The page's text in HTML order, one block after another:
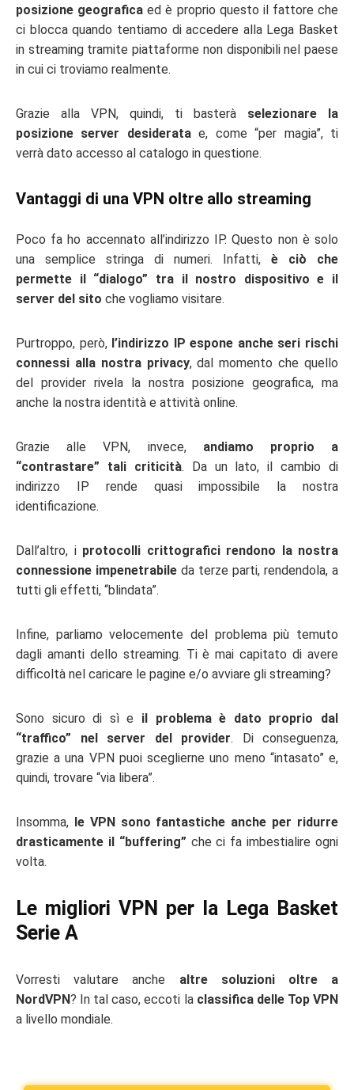
posizione geografica ed è proprio questo il fattore che
ci blocca quando tentiamo di accedere alla Lega Basket
in streaming tramite piattaforme non disponibili nel paese
in cui ci troviamo realmente.
Grazie alla VPN, quindi, ti basterà selezionare la
posizione server desideratae, come “per magia”, ti
verrà dato accesso al catalogo in questione.
Vantaggi di una VPN oltre allo streaming
Poco fa ho accennato all’indirizzo IP. Questo non è solo
una semplice stringa di numeri. Infatti, è ciò che
permette il “dialogo” tra il nostro dispositivo e il
server del sito che vogliamo visitare.
Purtroppo, però, l’indirizzo IP espone anche seri rischi
connessi alla nostra privacy, dal momento che quello
del provider rivela la nostra posizione geografica, ma
anche la nostra identità e attività online.
Grazie alle VPN, invece, andiamo proprio a
“contrastare” tali criticità. Da un lato, il cambio di
indirizzo IP rende quasi impossibile la nostra
identificazione.
Dall’altro, i protocolli crittografici rendono la nostra
connessione impenetrabile da terze parti, rendendola, a
tutti gli effetti, “blindata”.
Infine, parliamo velocemente del problema più temuto
dagli amanti dello streaming. Ti è mai capitato di avere
difficoltà nel caricare le pagine e/o avviare gli streaming?
Sono sicuro di sì e il problema è dato proprio dal
“traffico” nel server del provider. Di conseguenza,
grazie a una VPN puoi sceglierne uno meno “intasato” e,
quindi, trovare “via libera”.
Insomma, le VPN sono fantastiche anche per ridurre
drasticamente il “buffering” che ci fa imbestialire ogni
volta.
Le migliori VPN per la Lega Basket
Serie A
Vorresti valutare anche altre soluzioni oltre a
NordVPN? In tal caso, eccoti la classifica delle Top VPN
a livello mondiale.